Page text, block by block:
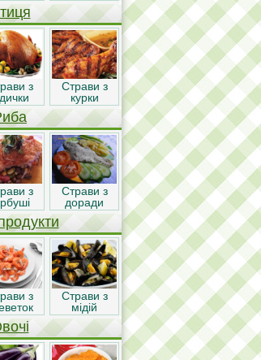
з
Страви з
курки
з
Страви з
доради
з
Страви з
мідій